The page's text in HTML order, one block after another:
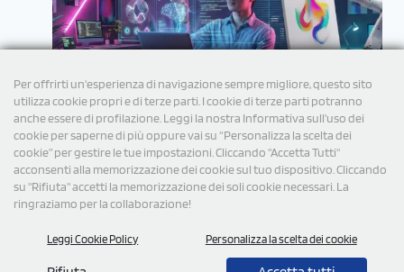
Per offrirti un'esperienza di navigazione sempre migliore, questo sito
utilizza cookie propri e di terze parti. I cookie di terze parti potranno
anche essere di profilazione. Leggi la nostra Informativa sull’uso dei
cookie per saperne di più oppure vai su “Personalizza la scelta dei
cookie” per gestire le tue impostazioni. Cliccando "Accetta Tutti"
acconsenti alla memorizzazione dei cookie sul tuo dispositivo. Cliccando
su "Rifiuta" accetti la memorizzazione dei soli cookie necessari. La
ringraziamo per la collaborazione!
Leggi Cookie Policy Personalizza la scelta dei cookie
© 2026 Tutti i diritti Riservati StampaSi S.r.l.